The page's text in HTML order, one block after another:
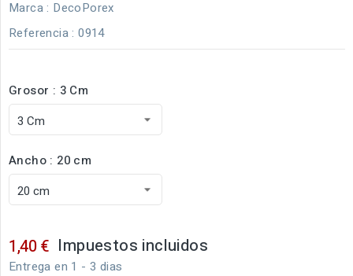
Marca : DecoPorex
Referencia : 0914
Grosor : 3 Cm
Ancho : 20 cm
1,40 € Impuestos incluidos
Entrega en 1 - 3 dias